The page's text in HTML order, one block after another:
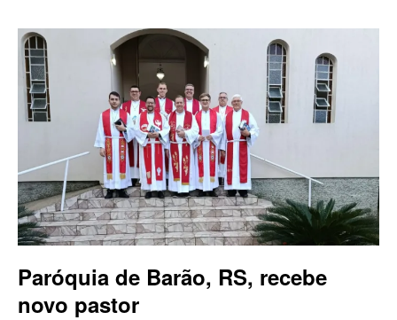
Paróquia de Barão, RS, recebe
novo pastor